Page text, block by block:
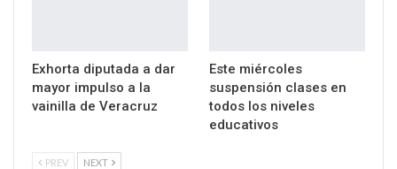
Exhorta diputada a dar
mayor impulso a la
vainilla de Veracruz
Este miércoles
suspensión clases en
todos los niveles
educativos
PREV NEXT